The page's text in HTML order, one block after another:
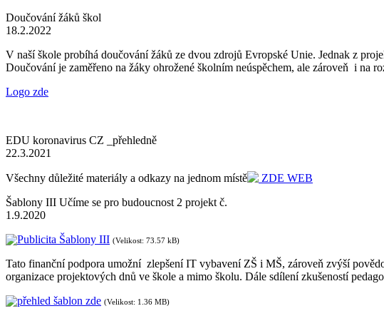
Doučování žáků škol
18.2.2022
V naší škole probíhá doučování žáků ze dvou zdrojů Evropské Unie. Jednak z
Doučování je zaměřeno na žáky ohrožené školním neúspěchem, ale zároveň i na
Logo zde
EDU koronavirus CZ _přehledně
22.3.2021
Všechny důležité materiály a odkazy na jednom místě
ZDE WEB
Šablony III Učíme se pro budoucnost 2 projekt č.
1.9.2020
Publicita Šablony III (Velikost: 73.57 kB)
Tato finanční podpora umožní zlepšení IT vybavení ZŠ i MŠ, zároveň zvýší
organizace projektových dnů ve škole a mimo školu. Dále sdílení zkušeností
přehled šablon zde (Velikost: 1.36 MB)